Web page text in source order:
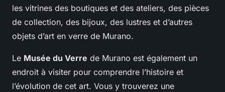
les vitrines des boutiques et des ateliers, des pièces
de collection, des bijoux, des lustres et d’autres
objets d’art en verre de Murano.
Le Musée du Verre de Murano est également un
endroit à visiter pour comprendre l’histoire et
l’évolution de cet art. Vous y trouverez une